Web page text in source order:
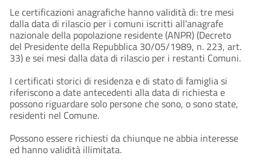
Le certificazioni anagrafiche hanno validità di: tre mesi
dalla data di rilascio per i comuni iscritti all'anagrafe
nazionale della popolazione residente (ANPR) (Decreto
del Presidente della Repubblica 30/05/1989, n. 223, art.
33) e sei mesi dalla data di rilascio per i restanti Comuni.
I certificati storici di residenza e di stato di famiglia si
riferiscono a date antecedenti alla data di richiesta e
possono riguardare solo persone che sono, o sono state,
residenti nel Comune.
Possono essere richiesti da chiunque ne abbia interesse
ed hanno validità illimitata.